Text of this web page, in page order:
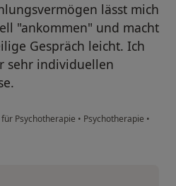
lässt mich
"ankommen" und macht
Gespräch leicht. Ich
sehr individuellen
Psychotherapie • Psychotherapie •